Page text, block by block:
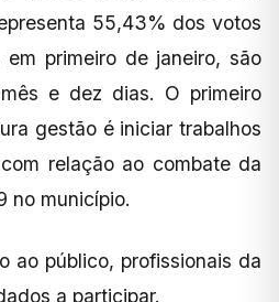
55,43% dos votos
primeiro de janeiro, são
e dez dias. O primeiro
gestão é iniciar trabalhos
relação ao combate da
no município.
ao público, profissionais da
a participar.